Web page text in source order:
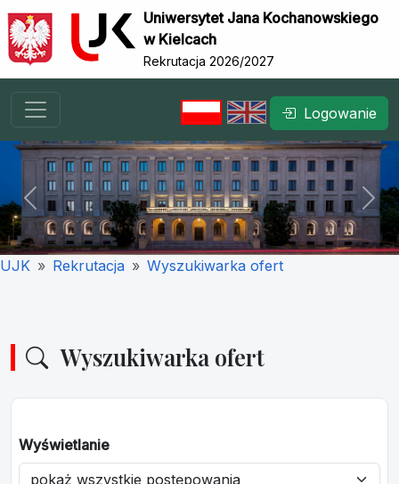
Uniwersytet Jana Kochanowskiego
w Kielcach
Rekrutacja 2026/2027
Logowanie
Previous Next
UJK Rekrutacja Wyszukiwarka ofert
Wyszukiwarka ofert
Wyświetlanie